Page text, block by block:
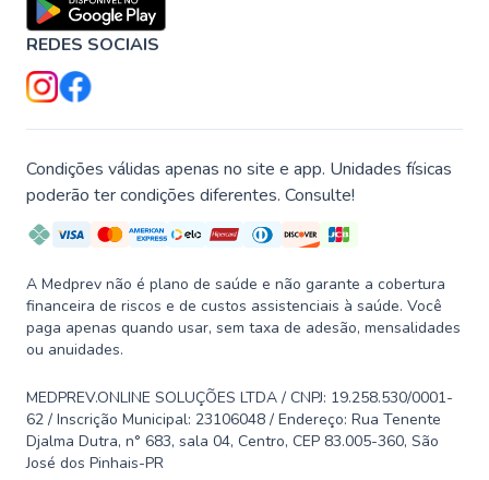
REDES SOCIAIS
Condições válidas apenas no site e app. Unidades físicas
poderão ter condições diferentes. Consulte!
A Medprev não é plano de saúde e não garante a cobertura
financeira de riscos e de custos assistenciais à saúde. Você
paga apenas quando usar, sem taxa de adesão, mensalidades
ou anuidades.
MEDPREV.ONLINE SOLUÇÕES LTDA / CNPJ: 19.258.530/0001-
62 / Inscrição Municipal: 23106048 / Endereço: Rua Tenente
Djalma Dutra, n° 683, sala 04, Centro, CEP 83.005-360, São
José dos Pinhais-PR